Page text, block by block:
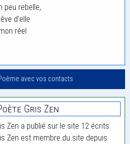
peu rebelle,
d’elle
réel
avec vos contacts
Gris Zen
Zen a publié sur le site 12 écrits.
Zen est membre du site depuis